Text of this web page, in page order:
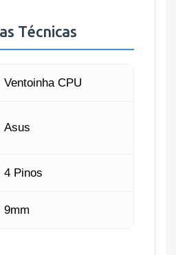
Técnicas
Ventoinha CPU
Asus
4 Pinos
9mm